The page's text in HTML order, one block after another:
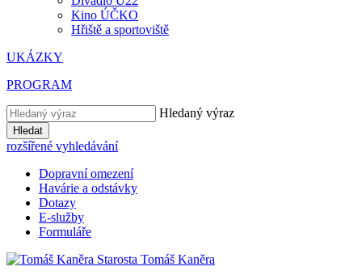
Kino ÚČKO
Hřiště a sportoviště
UKÁZKY
PROGRAM
Hledaný výraz
Hledat
rozšířené vyhledávání
Dopravní omezení
Havárie a odstávky
Dotazy
E-služby
Formuláře
Starosta Tomáš Kaněra